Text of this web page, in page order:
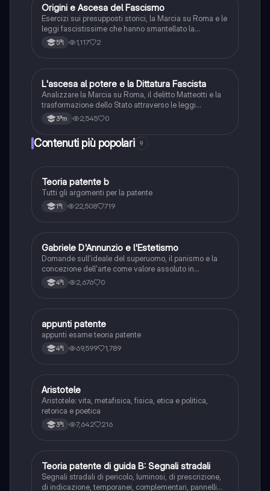
OStoria
Origini e Ascesa del Fascismo
Esercizi sui presupposti storici, la Marcia su Roma e le
leggi fascistissime che hanno smantellato la
democrazia liberale in Italia.
5ªl 1,117 2
LStoria
L'ascesa al potere e la Dittatura Fascista
Analizzare la Marcia su Roma, il delitto Matteotti e la
trasformazione dello Stato attraverso le leggi
fascistissime.
3ªm 2,545 0
Contenuti più popolari 9
Altro
Teoria patente b
Tutti gli argomenti per la patente
1ªl 22,508 719
GItaliano
Gabriele D'Annunzio e l'Estetismo
Domande sull'ideale del superuomo, il panismo e la
concezione dell'arte come valore assoluto in
D'Annunzio.
4ªl 2,676 0
Altro
appunti patente
appunti esame teoria patente
4ªl 69,599 1,789
Filosofia
Aristotele
Aristotele: vita, metafisica, fisica, etica e politica,
retorica e poetica
3ªl 7,642 216
Ed. civ.
Teoria patente di guida B: Segnali stradali
Segnali stradali di pericolo, luminosi, di prescrizione,
di indicazione, temporanei, complementari, pannelli